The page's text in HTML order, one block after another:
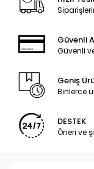
Güvenli
Güvenli
Geniş
Binlerce
DESTEK
Öneri ve